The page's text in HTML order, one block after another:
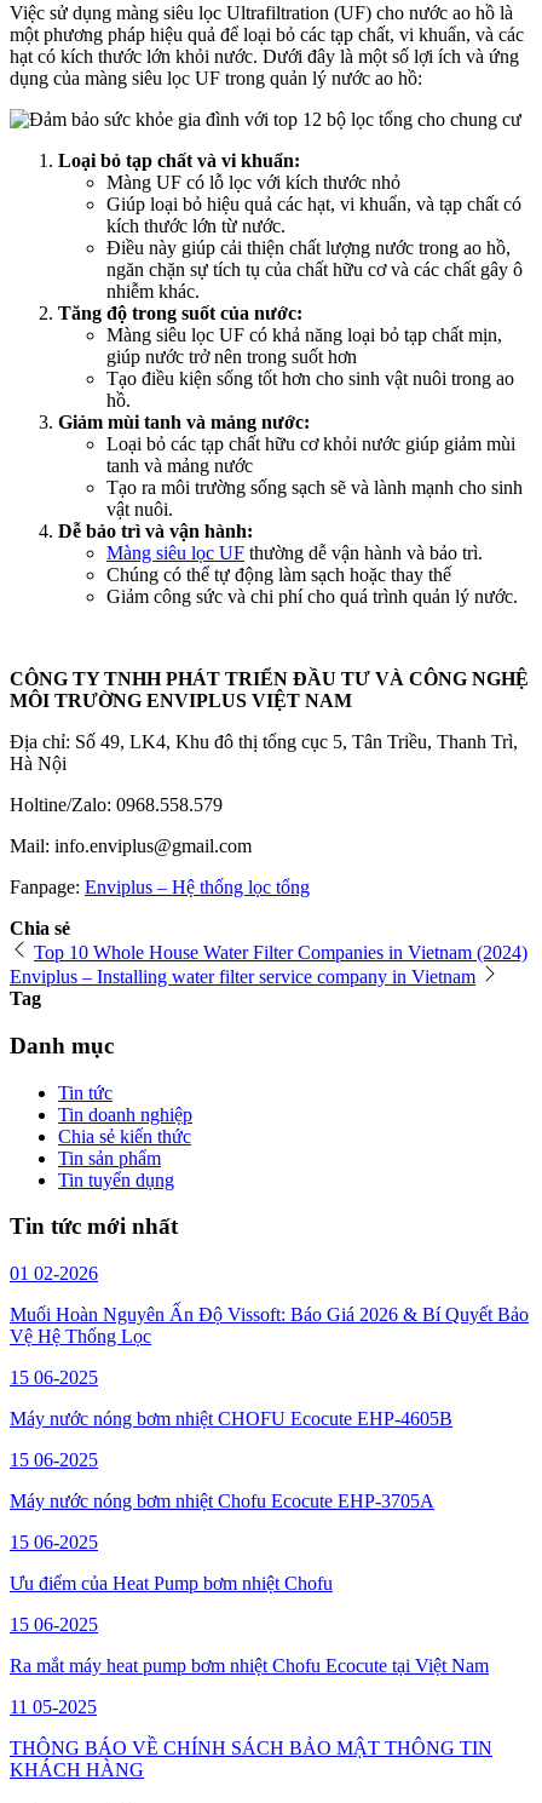
Việc sử dụng màng siêu lọc Ultrafiltration (UF) cho nước ao hồ là
một phương pháp hiệu quả để loại bỏ các tạp chất, vi khuẩn, và các
hạt có kích thước lớn khỏi nước. Dưới đây là một số lợi ích và ứng
dụng của màng siêu lọc UF trong quản lý nước ao hồ:
Loại bỏ tạp chất và vi khuẩn:
Màng UF có lỗ lọc với kích thước nhỏ
Giúp loại bỏ hiệu quả các hạt, vi khuẩn, và tạp chất có
kích thước lớn từ nước.
Điều này giúp cải thiện chất lượng nước trong ao hồ,
ngăn chặn sự tích tụ của chất hữu cơ và các chất gây ô
nhiễm khác.
Tăng độ trong suốt của nước:
Màng siêu lọc UF có khả năng loại bỏ tạp chất mịn,
giúp nước trở nên trong suốt hơn
Tạo điều kiện sống tốt hơn cho sinh vật nuôi trong ao
hồ.
Giảm mùi tanh và mảng nước:
Loại bỏ các tạp chất hữu cơ khỏi nước giúp giảm mùi
tanh và mảng nước
Tạo ra môi trường sống sạch sẽ và lành mạnh cho sinh
vật nuôi.
Dễ bảo trì và vận hành:
Màng siêu lọc UF thường dễ vận hành và bảo trì.
Chúng có thể tự động làm sạch hoặc thay thế
Giảm công sức và chi phí cho quá trình quản lý nước.
CÔNG TY TNHH PHÁT TRIỂN ĐẦU TƯ VÀ CÔNG NGHỆ
MÔI TRƯỜNG ENVIPLUS VIỆT NAM
Địa chỉ: Số 49, LK4, Khu đô thị tổng cục 5, Tân Triều, Thanh Trì,
Hà Nội
Holtine/Zalo: 0968.558.579
Mail: info.enviplus@gmail.com
Fanpage: Enviplus – Hệ thống lọc tổng
Chia sẻ
Top 10 Whole House Water Filter Companies in Vietnam (2024)
Enviplus – Installing water filter service company in Vietnam
Tag
Danh mục
Tin tức
Tin doanh nghiệp
Chia sẻ kiến thức
Tin sản phẩm
Tin tuyển dụng
Tin tức mới nhất
01 02-2026
Muối Hoàn Nguyên Ấn Độ Vissoft: Báo Giá 2026 & Bí Quyết Bảo
Vệ Hệ Thống Lọc
15 06-2025
Máy nước nóng bơm nhiệt CHOFU Ecocute EHP-4605B
15 06-2025
Máy nước nóng bơm nhiệt Chofu Ecocute EHP-3705A
15 06-2025
Ưu điểm của Heat Pump bơm nhiệt Chofu
15 06-2025
Ra mắt máy heat pump bơm nhiệt Chofu Ecocute tại Việt Nam
11 05-2025
THÔNG BÁO VỀ CHÍNH SÁCH BẢO MẬT THÔNG TIN
KHÁCH HÀNG